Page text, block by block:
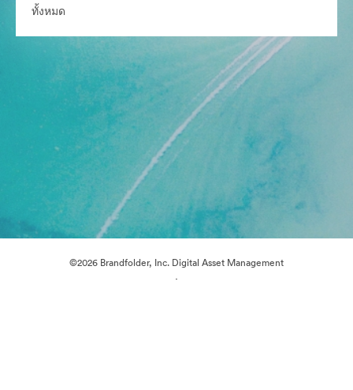
ทั้งหมด
©2026 Brandfolder, Inc. Digital Asset Management
·